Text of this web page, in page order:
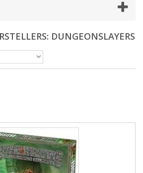
DUNGEONSLAYERS